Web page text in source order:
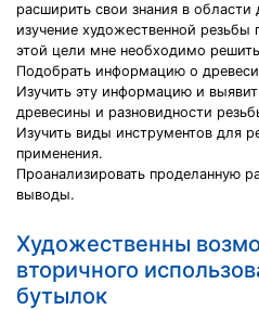
расширить свои знания в области
изучение художественной
этой цели мне необходимо
Подобрать информацию о
Изучить эту информацию и
древесины и разновидности
Изучить виды инструментов для
применения.
Проанализировать проделанную
выводы.
Художественны
вторичного
бутылок